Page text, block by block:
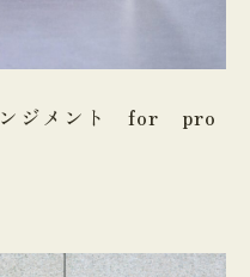
ンジメント for pro